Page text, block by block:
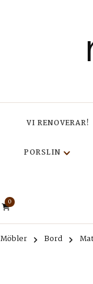
VI RENOVERAR!
PORSLIN
0
Möbler Bord